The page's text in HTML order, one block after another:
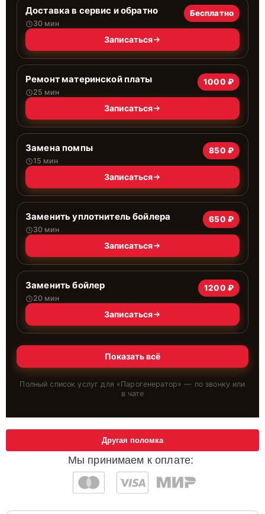
Доставка в сервис и обратно
30 мин
Бесплатно
Записаться
Ремонт материнской платы
25 мин
1000 ₽
Записаться
Замена помпы
15 мин
850 ₽
Записаться
Заменить уплотнитель бойлера
30 мин
650 ₽
Записаться
Заменить бойлер
20 мин
1200 ₽
Записаться
Показать всё
Полный список услуг для «Парогенератор» — по звонку или
в чате
Мы принимаем к оплате:
Другая поломка